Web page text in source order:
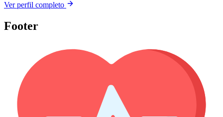
Ver perfil completo
Footer